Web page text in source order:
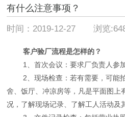
有什么注意事项？
时间：2019-12-27 浏览
客户验厂流程是怎样的？
1、首次会议：要求厂负责人参加
2、现场检查：若有需要，可能拍
舍、饭厅、冲凉房等，凡是平面图上
况，了解现场记录、了解工人活动及